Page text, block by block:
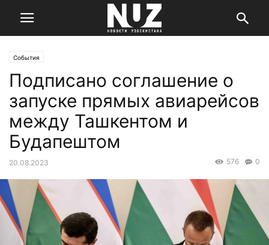
События
Подписано соглашение о
запуске прямых авиарейсов
между Ташкентом и
Будапештом
20.08.2023 0
576